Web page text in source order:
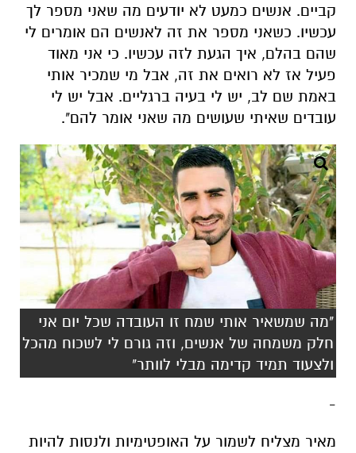
קביים. אנשים כמעט לא יודעים מה שאני מספר לך
עכשיו. כשאני מספר את זה לאנשים הם אומרים לי
שהם בהלם, איך הגעת לזה עכשיו. כי אני מאוד
פעיל אז לא רואים את זה, אבל מי שמכיר אותי
באמת שם לב, יש לי בעיה ברגליים. אבל יש לי
עובדים שאיתי שעושים מה שאני אומר להם".
"מה שמשאיר אותי שמח זו העובדה שכל יום אני
חלק משמחה של אנשים, וזה גורם לי לשכוח מהכל
ולצעוד תמיד קדימה מבלי לוותר"
-
מאיר מצליח לשמור על האופטימיות ולנסות להיות